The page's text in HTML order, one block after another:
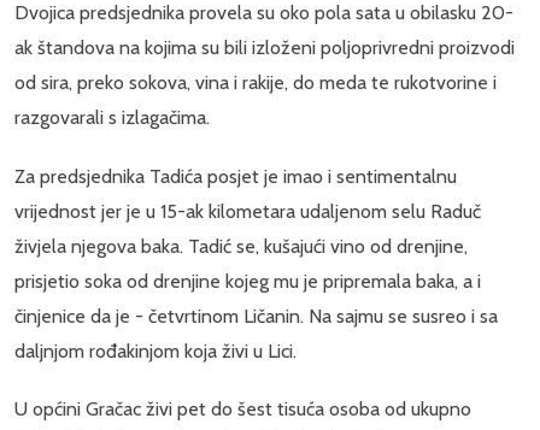
Dvojica predsjednika provela su oko pola sata u obilasku 20-
ak štandova na kojima su bili izloženi poljoprivredni proizvodi
od sira, preko sokova, vina i rakije, do meda te rukotvorine i
razgovarali s izlagačima.
Za predsjednika Tadića posjet je imao i sentimentalnu
vrijednost jer je u 15-ak kilometara udaljenom selu Raduč
živjela njegova baka. Tadić se, kušajući vino od drenjine,
prisjetio soka od drenjine kojeg mu je pripremala baka, a i
činjenice da je - četvrtinom Ličanin. Na sajmu se susreo i sa
daljnjom rođakinjom koja živi u Lici.
U općini Gračac živi pet do šest tisuća osoba od ukupno